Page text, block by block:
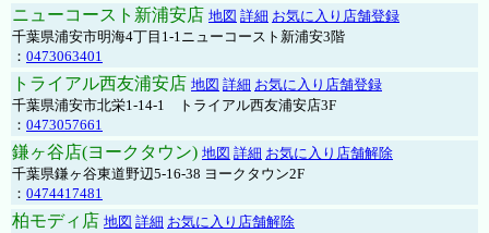
ニューコースト新浦安店 地図 詳細 お気に入り店舗登録
千葉県浦安市明海4丁目1-1ニューコースト新浦安3階
： 0473063401
トライアル西友浦安店 地図 詳細 お気に入り店舗登録
千葉県浦安市北栄1-14-1 トライアル西友浦安店3F
： 0473057661
鎌ヶ谷店(ヨークタウン) 地図 詳細 お気に入り店舗解除
千葉県鎌ヶ谷東道野辺5-16-38 ヨークタウン2F
： 0474417481
柏モディ店 地図 詳細 お気に入り店舗解除